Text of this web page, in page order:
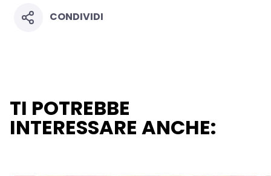
CONDIVIDI
TI POTREBBE
INTERESSARE ANCHE: